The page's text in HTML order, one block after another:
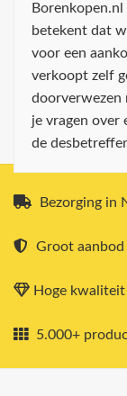
betekent dat
voor een
verkoopt zelf
doorverwezen
je vragen over
de
Bezorging in
Groot aanbod
Hoge
5.000+